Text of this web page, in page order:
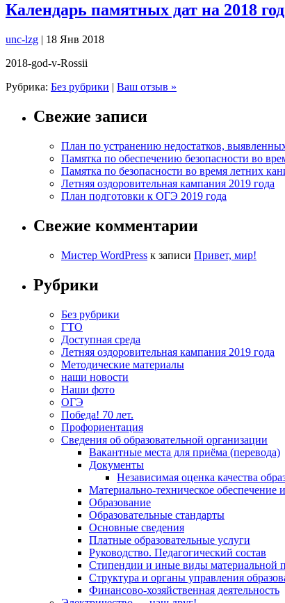
Календарь памятных дат на 2018 год
unc-lzg | 18 Янв 2018
2018-god-v-Rossii
Рубрика: Без рубрики | Ваш отзыв »
Свежие записи
План по устранению недостатков,
Памятка по обеспечению безопасности во
Памятка по безопасности во время летних
Летняя оздоровительная кампания 2019 года
План подготовки к ОГЭ 2019 года
Свежие комментарии
Мистер WordPress к записи Привет, мир!
Рубрики
Без рубрики
ГТО
Доступная среда
Летняя оздоровительная кампания 2019 года
Методические материалы
наши новости
Наши фото
ОГЭ
Победа! 70 лет.
Профориентация
Сведения об образовательной организации
Вакантные места для приёма (перевода)
Документы
Независимая оценка качества
Материально-техническое обеспечение
Образование
Образовательные стандарты
Основные сведения
Платные образовательные услуги
Руководство. Педагогический состав
Стипендии и иные виды материальной
Структура и органы управления
Финансово-хозяйственная деятельность